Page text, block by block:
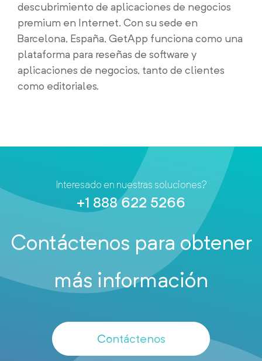
descubrimiento de aplicaciones de negocios
premium en Internet. Con su sede en
Barcelona, España, GetApp funciona como una
plataforma para reseñas de software y
aplicaciones de negocios, tanto de clientes
como editoriales.
Interesado en nuestras soluciones?
+1 888 622 5266
Contáctenos para obtener
más información
Contáctenos